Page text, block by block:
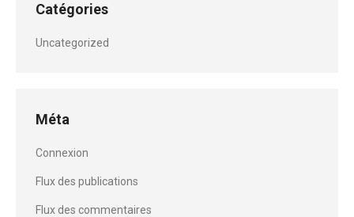
Catégories
Uncategorized
Méta
Connexion
Flux des publications
Flux des commentaires